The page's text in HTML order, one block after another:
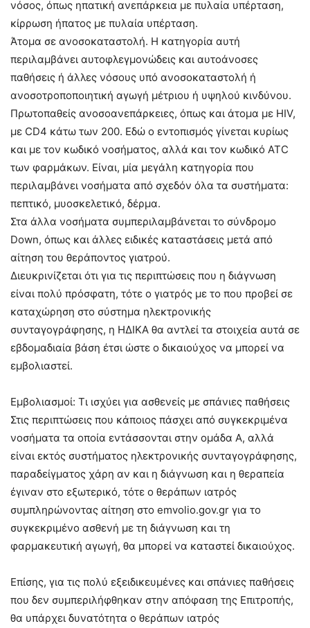
νόσος, όπως ηπατική ανεπάρκεια με πυλαία υπέρταση,
κίρρωση ήπατος με πυλαία υπέρταση.
Άτομα σε ανοσοκαταστολή. Η κατηγορία αυτή
περιλαμβάνει αυτοφλεγμονώδεις και αυτοάνοσες
παθήσεις ή άλλες νόσους υπό ανοσοκαταστολή ή
ανοσοτροποποιητική αγωγή μέτριου ή υψηλού κινδύνου.
Πρωτοπαθείς ανοσοανεπάρκειες, όπως και άτομα με HIV,
με CD4 κάτω των 200. Εδώ ο εντοπισμός γίνεται κυρίως
και με τον κωδικό νοσήματος, αλλά και τον κωδικό ATC
των φαρμάκων. Είναι, μία μεγάλη κατηγορία που
περιλαμβάνει νοσήματα από σχεδόν όλα τα συστήματα:
πεπτικό, μυοσκελετικό, δέρμα.
Στα άλλα νοσήματα συμπεριλαμβάνεται το σύνδρομο
Down, όπως και άλλες ειδικές καταστάσεις μετά από
αίτηση του θεράποντος γιατρού.
Διευκρινίζεται ότι για τις περιπτώσεις που η διάγνωση
είναι πολύ πρόσφατη, τότε ο γιατρός με το που προβεί σε
καταχώρηση στο σύστημα ηλεκτρονικής
συνταγογράφησης, η ΗΔΙΚΑ θα αντλεί τα στοιχεία αυτά σε
εβδομαδιαία βάση έτσι ώστε ο δικαιούχος να μπορεί να
εμβολιαστεί.
Εμβολιασμοί: Τι ισχύει για ασθενείς με σπάνιες παθήσεις
Στις περιπτώσεις που κάποιος πάσχει από συγκεκριμένα
νοσήματα τα οποία εντάσσονται στην ομάδα Α, αλλά
είναι εκτός συστήματος ηλεκτρονικής συνταγογράφησης,
παραδείγματος χάρη αν και η διάγνωση και η θεραπεία
έγιναν στο εξωτερικό, τότε ο θεράπων ιατρός
συμπληρώνοντας αίτηση στο emvolio.gov.gr για το
συγκεκριμένο ασθενή με τη διάγνωση και τη
φαρμακευτική αγωγή, θα μπορεί να καταστεί δικαιούχος.
Επίσης, για τις πολύ εξειδικευμένες και σπάνιες παθήσεις
που δεν συμπεριλήφθηκαν στην απόφαση της Επιτροπής,
θα υπάρχει δυνατότητα ο θεράπων ιατρός